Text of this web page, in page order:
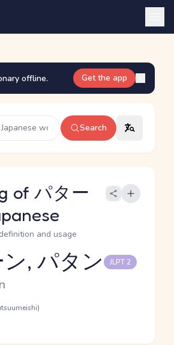
offline. Get the app
Search
of パター
and usage
level, パタン JLPT 2